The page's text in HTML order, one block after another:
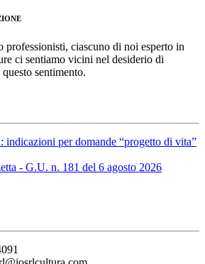
professionisti, ciascuno di noi esperto in
ci sentiamo vicini nel desiderio di
sentimento.
indicazioni per domande “progetto di vita”
- G.U. n. 181 del 6 agosto 2026